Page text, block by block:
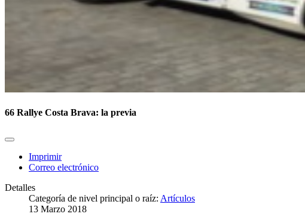
66 Rallye Costa Brava: la previa
Imprimir
Correo electrónico
Detalles
Categoría de nivel principal o raíz: Artículos
13 Marzo 2018